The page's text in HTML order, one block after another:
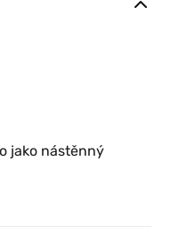
jako nástěnný